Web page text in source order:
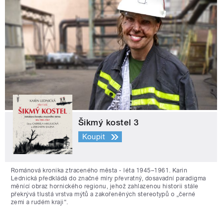
Šikmý kostel 3
Koupit
Románová kronika ztraceného města - léta 1945–1961. Karin
Lednická předkládá do značné míry převratný, dosavadní paradigma
měnící obraz hornického regionu, jehož zahlazenou historii stále
překrývá tlustá vrstva mýtů a zakořeněných stereotypů o „černé
zemi a rudém kraji“.